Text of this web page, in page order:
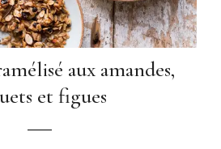
aux amandes,
et figues